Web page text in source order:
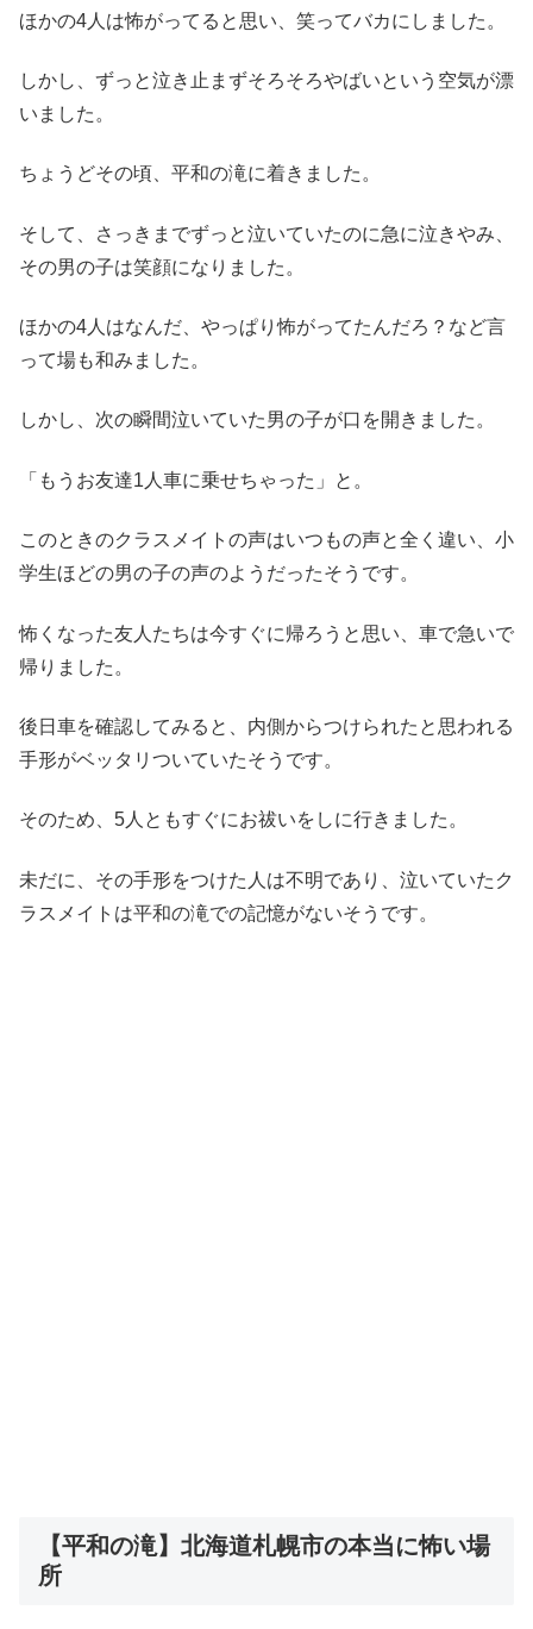
ほかの4人は怖がってると思い、笑ってバカにしました。
しかし、ずっと泣き止まずそろそろやばいという空気が漂
いました。
ちょうどその頃、平和の滝に着きました。
そして、さっきまでずっと泣いていたのに急に泣きやみ、
その男の子は笑顔になりました。
ほかの4人はなんだ、やっぱり怖がってたんだろ？など言
って場も和みました。
しかし、次の瞬間泣いていた男の子が口を開きました。
「もうお友達1人車に乗せちゃった」と。
このときのクラスメイトの声はいつもの声と全く違い、小
学生ほどの男の子の声のようだったそうです。
怖くなった友人たちは今すぐに帰ろうと思い、車で急いで
帰りました。
後日車を確認してみると、内側からつけられたと思われる
手形がベッタリついていたそうです。
そのため、5人ともすぐにお祓いをしに行きました。
未だに、その手形をつけた人は不明であり、泣いていたク
ラスメイトは平和の滝での記憶がないそうです。
【平和の滝】北海道札幌市の本当に怖い場
所